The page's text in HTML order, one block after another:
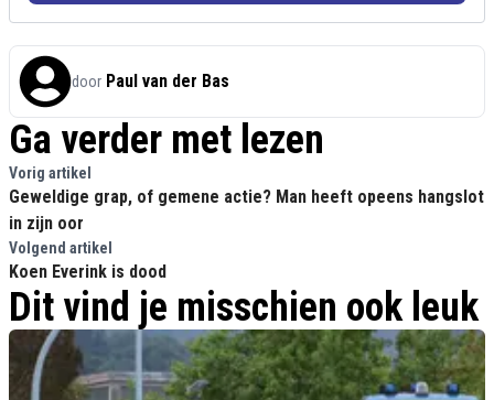
door Paul van der Bas
Ga verder met lezen
Vorig artikel
Geweldige grap, of gemene actie? Man heeft opeens hangslot
in zijn oor
Volgend artikel
Koen Everink is dood
Dit vind je misschien ook leuk